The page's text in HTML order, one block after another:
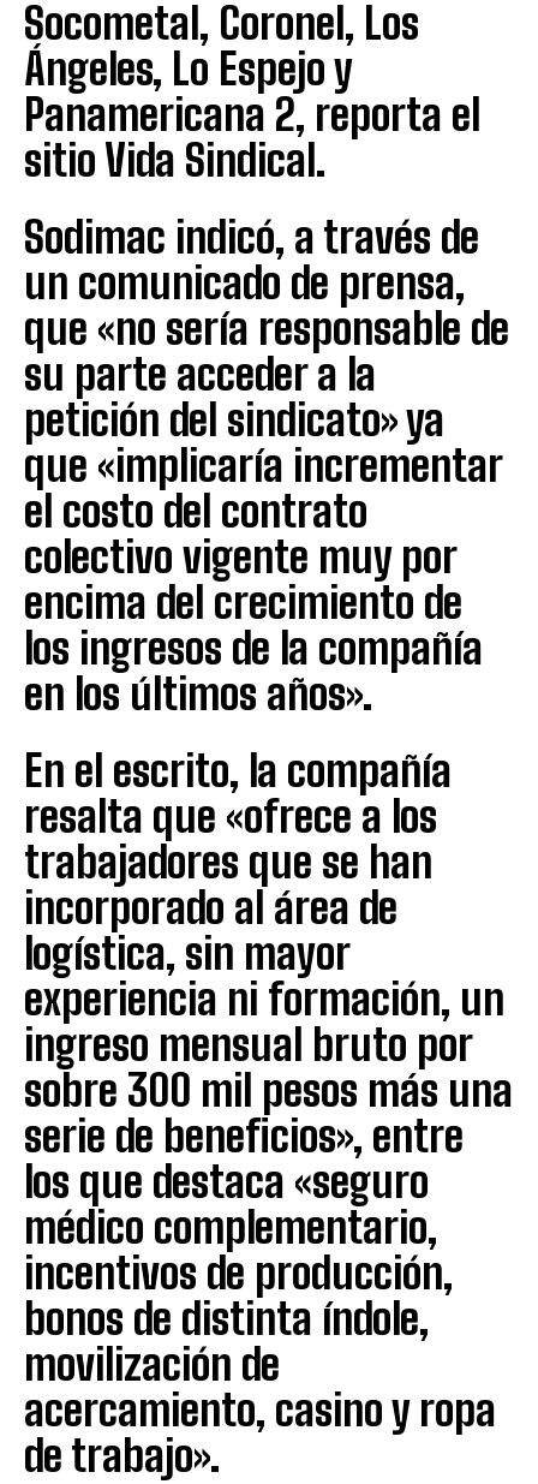
Socometal, Coronel, Los
Ángeles, Lo Espejo y
Panamericana 2, reporta el
sitio Vida Sindical.
Sodimac indicó, a través de
un comunicado de prensa,
que «no sería responsable de
su parte acceder a la
petición del sindicato» ya
que «implicaría incrementar
el costo del contrato
colectivo vigente muy por
encima del crecimiento de
los ingresos de la compañía
en los últimos años».
En el escrito, la compañía
resalta que «ofrece a los
trabajadores que se han
incorporado al área de
logística, sin mayor
experiencia ni formación, un
ingreso mensual bruto por
sobre 300 mil pesos más una
serie de beneficios», entre
los que destaca «seguro
médico complementario,
incentivos de producción,
bonos de distinta índole,
movilización de
acercamiento, casino y ropa
de trabajo».